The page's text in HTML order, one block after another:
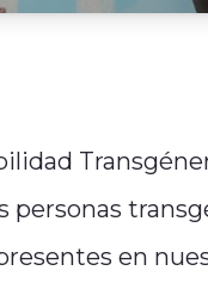
personas
en